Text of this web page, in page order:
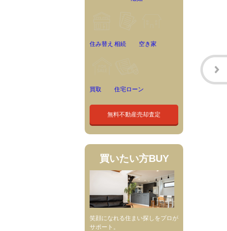
住み替え 相続 空き家
買取 住宅ローン
無料不動産売却査定
買いたい方BUY
笑顔になれる住まい探しをプロが
サポート。